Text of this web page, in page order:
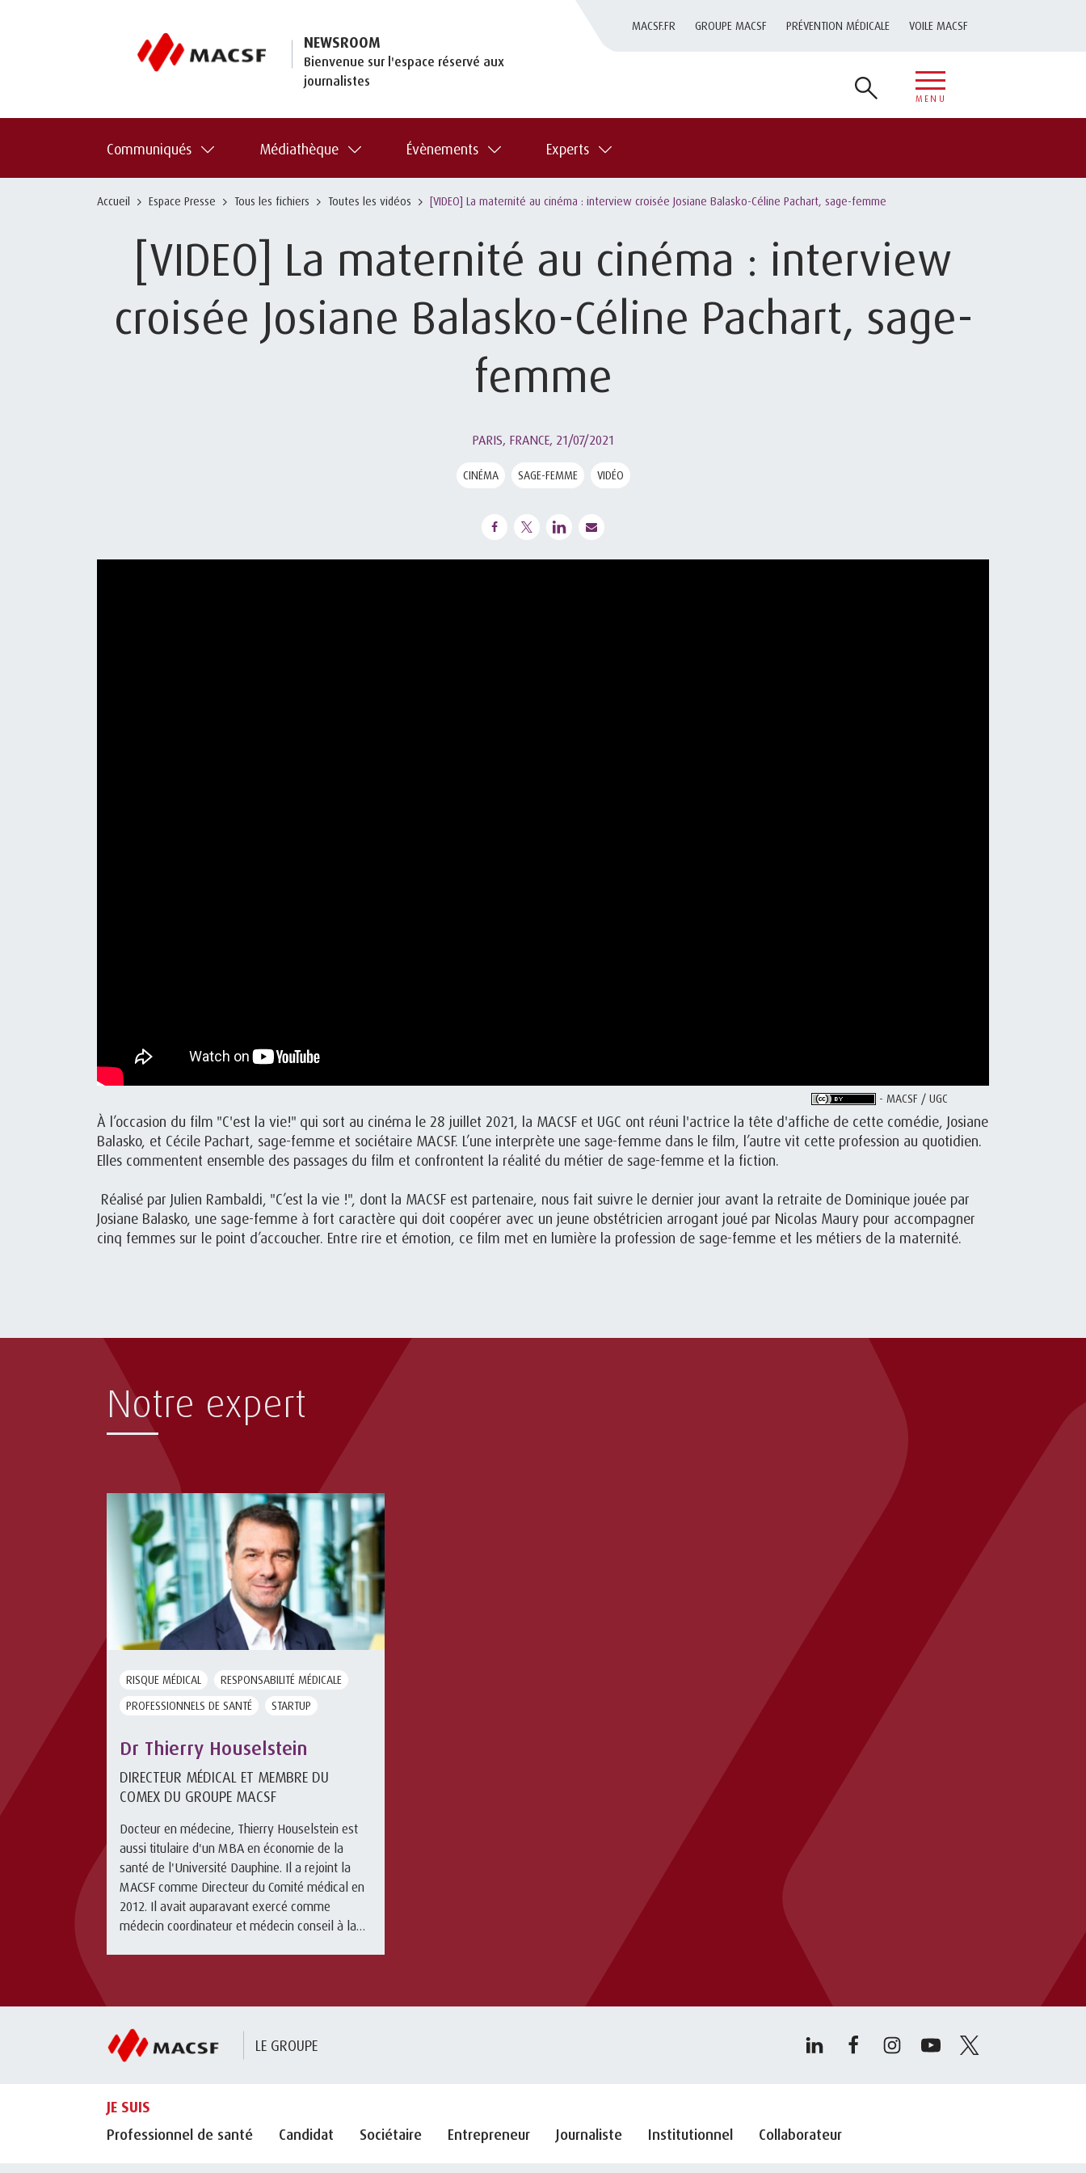
NEWSROOM
Bienvenue sur l'espace réservé aux
journalistes
MACSF.FR GROUPE MACSF PRÉVENTION MÉDICALE VOILE MACSF
MENU
Communiqués Médiathèque Évènements Experts
Accueil Espace Presse Tous les fichiers Toutes les vidéos [VIDEO] La maternité au cinéma : interview croisée Josiane Balasko-Céline Pachart, sage-femme
[VIDEO] La maternité au cinéma : interview
croisée Josiane Balasko-Céline Pachart, sage-
femme
PARIS, FRANCE, 21/07/2021
CINÉMA SAGE-FEMME VIDÉO
- MACSF / UGC
À l’occasion du film "C'est la vie!" qui sort au cinéma le 28 juillet 2021, la MACSF et UGC ont réuni l'actrice la tête d'affiche de cette comédie, Josiane
Balasko, et Cécile Pachart, sage-femme et sociétaire MACSF. L’une interprète une sage-femme dans le film, l’autre vit cette profession au quotidien.
Elles commentent ensemble des passages du film et confrontent la réalité du métier de sage-femme et la fiction.
Réalisé par Julien Rambaldi, "C’est la vie !", dont la MACSF est partenaire, nous fait suivre le dernier jour avant la retraite de Dominique jouée par
Josiane Balasko, une sage-femme à fort caractère qui doit coopérer avec un jeune obstétricien arrogant joué par Nicolas Maury pour accompagner
cinq femmes sur le point d’accoucher. Entre rire et émotion, ce film met en lumière la profession de sage-femme et les métiers de la maternité.
Notre expert
RISQUE MÉDICAL
RESPONSABILITÉ MÉDICALE
PROFESSIONNELS DE SANTÉ
STARTUP
Dr Thierry Houselstein
DIRECTEUR MÉDICAL ET MEMBRE DU
COMEX DU GROUPE MACSF
Docteur en médecine, Thierry Houselstein est
aussi titulaire d'un MBA en économie de la
santé de l'Université Dauphine. Il a rejoint la
MACSF comme Directeur du Comité médical en
2012. Il avait auparavant exercé comme
médecin coordinateur et médecin conseil à la
LE GROUPE
JE SUIS
Professionnel de santé
Candidat Sociétaire Entrepreneur Journaliste Institutionnel Collaborateur